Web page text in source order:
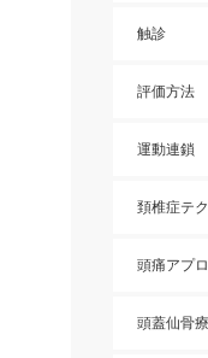
触診
評価方法
運動連鎖
頚椎症テ
頭痛アプ
頭蓋仙骨